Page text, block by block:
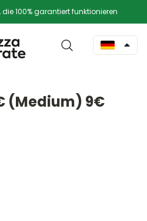
100% garantiert funktionieren
(Medium) 9€